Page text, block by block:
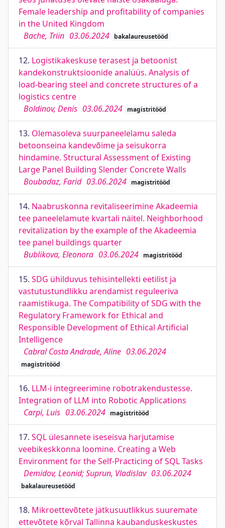
Female leadership and profitability of companies
in the United Kingdom
Bache, Triin 03.06.2024 bakalaureusetööd
12. Logistikakeskuse terasest ja betoonist
kandekonstruktsioonide analüüs. Analysis of
load-bearing steel and concrete structures of a
logistics centre
Boldinov, Denis 03.06.2024 magistritööd
13. Olemasoleva suurpaneelelamu saleda
betoonseina kandevõime ja seisukorra
hindamine. Structural Assessment of Existing
Large Panel Building Slender Concrete Walls
Boubadaz, Farid 03.06.2024 magistritööd
14. Naabruskonna revitaliseerimine Akadeemia
tee paneelelamute kvartali näitel. Neighborhood
revitalization by the example of the Akadeemia
tee panel buildings quarter
Bublikova, Eleonora 03.06.2024 magistritööd
15. SDG ühilduvus tehisintellekti eetilist ja
vastutustundlikku arendamist reguleeriva
raamistikuga. The Compatibility of SDG with the
Regulatory Framework for Ethical and
Responsible Development of Ethical Artificial
Intelligence
Cabral Costa Andrade, Aline 03.06.2024
magistritööd
16. LLM-i integreerimine robotrakendustesse.
Integration of LLM into Robotic Applications
Carpi, Luis 03.06.2024 magistritööd
17. SQL ülesannete iseseisva harjutamise
veebikeskkonna loomine. Creating a Web
Environment for the Self-Practicing of SQL Tasks
Demidov, Leonid; Suprun, Vladislav 03.06.2024
bakalaureusetööd
18. Mikroettevõtete jätkusuutlikkus suuremate
ettevõtete kõrval Tallinna kaubanduskeskustes